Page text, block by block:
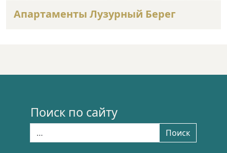
Апартаменты Лузурный Берег
Поиск по сайту
Поиск